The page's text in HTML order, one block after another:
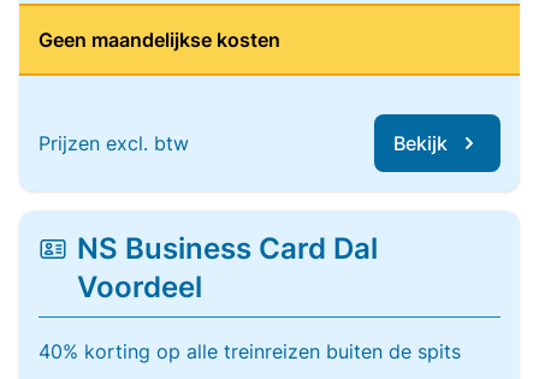
Geen maandelijkse kosten
Prijzen excl. btw Bekijk
NS Business Card Dal
Voordeel
40% korting op alle treinreizen buiten de spits